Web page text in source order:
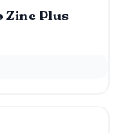
Zinc Plus